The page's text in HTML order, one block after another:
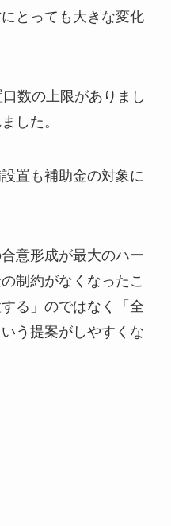
とっても大きな変化
数の上限がありまし
した。
置も補助金の対象に
意形成が最大のハー
制約がなくなったこ
る」のではなく「全
う提案がしやすくな